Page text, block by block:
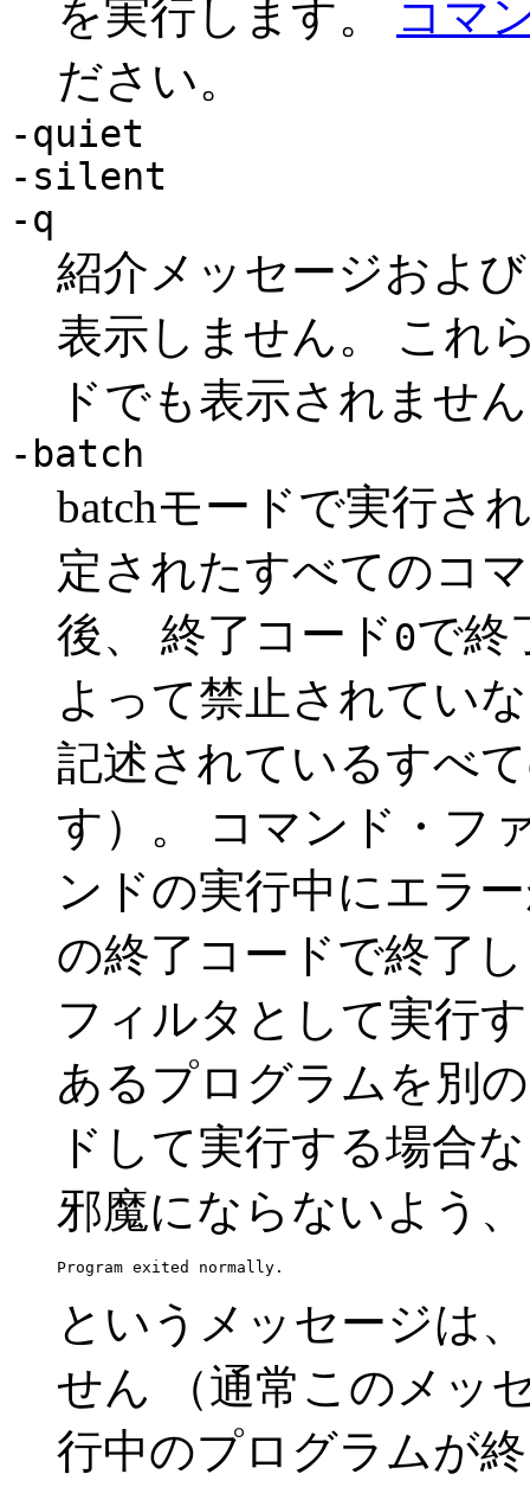
を実行します。
コマ
ださい。
-quiet
-silent
-q
紹介メッセージおよ
表示しません。 これ
ドでも表示されませ
-batch
batchモードで実行さ
定されたすべてのコ
後、 終了コード 0で終
よって禁止されてい
記述されているすべ
す）。 コマンド・フ
ンドの実行中にエラ
の終了コードで終了
フィルタとして実行
あるプログラムを別
ドして実行する場合
邪魔にならないよう、
というメッセージは
せん （通常このメッ
行中のプログラムが